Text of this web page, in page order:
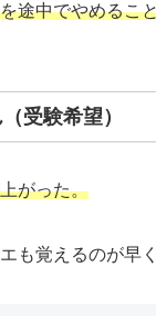
途中でやめるこ
受験希望）
がった。
も覚えるのが早